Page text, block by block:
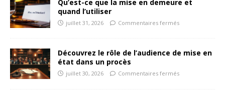
Qu’est-ce que la mise en demeure et
quand l’utiliser
juillet 31, 2026 Commentaires fermés
Découvrez le rôle de l’audience de mise en
état dans un procès
juillet 30, 2026 Commentaires fermés